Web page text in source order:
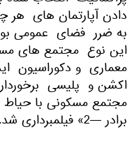
دادن آپارتمان های هر
به ضرر فضای عمومی
این نوع مجتمع های
معماری و دکوراسیون
اکشن و پلیسی
مجتمع مسکونی با
برادر —2» فیلمبرداری شد.